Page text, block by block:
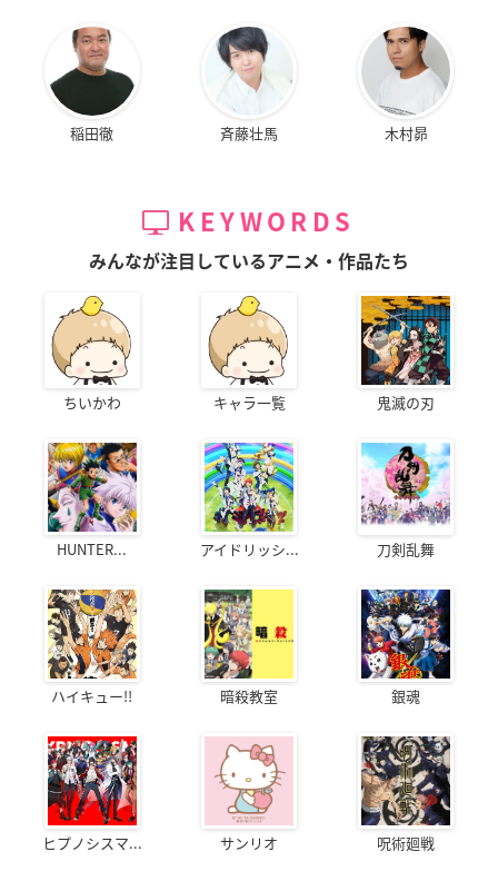
稲田徹 斉藤壮馬 木村昴
KEYWORDS
みんなが注目しているアニメ・作品たち
ちいかわ キャラ一覧 鬼滅の刃
HUNTER... アイドリッシ... 刀剣乱舞
ハイキュー!! 暗殺教室 銀魂
ヒプノシスマ... サンリオ 呪術廻戦